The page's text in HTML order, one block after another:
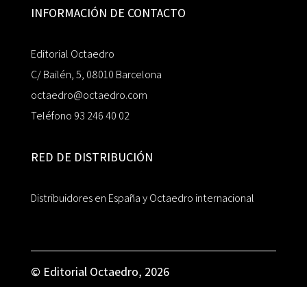
INFORMACIÓN DE CONTACTO
Editorial Octaedro
C/ Bailén, 5, 08010 Barcelona
octaedro@octaedro.com
Teléfono 93 246 40 02
RED DE DISTRIBUCIÓN
Distribuidores en España y Octaedro internacional
© Editorial Octaedro, 2026